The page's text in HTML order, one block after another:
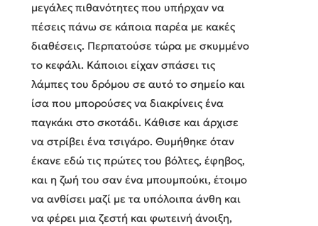
μεγάλες πιθανότητες που υπήρχαν να
πέσεις πάνω σε κάποια παρέα με κακές
διαθέσεις. Περπατούσε τώρα με σκυμμένο
το κεφάλι. Κάποιοι είχαν σπάσει τις
λάμπες του δρόμου σε αυτό το σημείο και
ίσα που μπορούσες να διακρίνεις ένα
παγκάκι στο σκοτάδι. Κάθισε και άρχισε
να στρίβει ένα τσιγάρο. Θυμήθηκε όταν
έκανε εδώ τις πρώτες του βόλτες, έφηβος,
και η ζωή του σαν ένα μπουμπούκι, έτοιμο
να ανθίσει μαζί με τα υπόλοιπα άνθη και
να φέρει μια ζεστή και φωτεινή άνοιξη,